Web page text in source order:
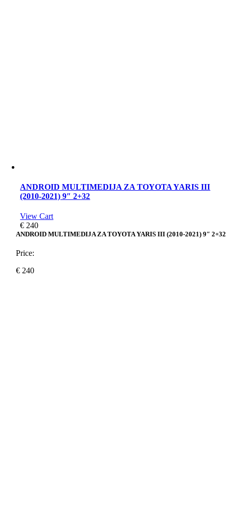
ANDROID MULTIMEDIJA ZA TOYOTA YARIS III
(2010-2021) 9″ 2+32
View Cart
€ 240
ANDROID MULTIMEDIJA ZA TOYOTA YARIS III (2010-2021) 9″ 2+32
Price:
€ 240